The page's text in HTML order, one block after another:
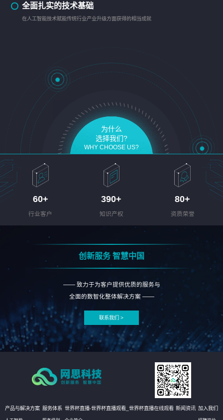
全面扎实的技术基础
在人工智能技术赋能传统行业产业升级方面获得的相当成就
为什么
选择我们?
WHY CHOOSE US?
60+
行业客户
390+
知识产权
80+
资质荣誉
创新服务 智慧中国
—— 致力于为客户提供优质的服务与
全面的数智化整体解决方案 ——
联系我们 >
产品与解决方案 服务体系 世界杯直播-世界杯直播观看_世界杯直播在线观看 新闻资讯 加入我们